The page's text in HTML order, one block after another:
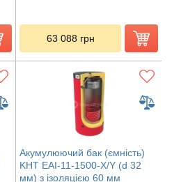
63 088 грн
Акумулюючий бак (ємність)
KHT EAI-11-1500-X/Y (d 32
мм) з ізоляцією 60 мм